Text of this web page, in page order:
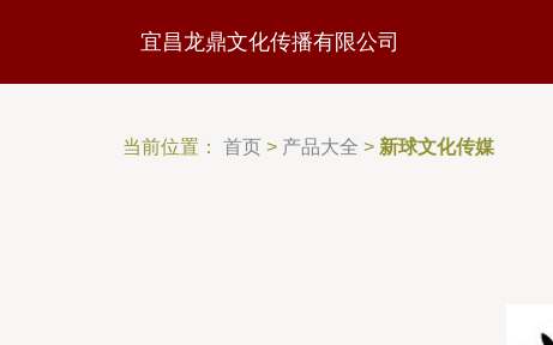
宜昌龙鼎文化传播有限公司
当前位置： 首页 > 产品大全 > 新球文化传媒